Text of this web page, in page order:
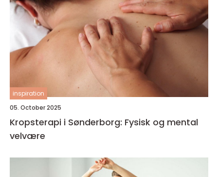
inspiration
05. October 2025
Kropsterapi i Sønderborg: Fysisk og mental
velvære